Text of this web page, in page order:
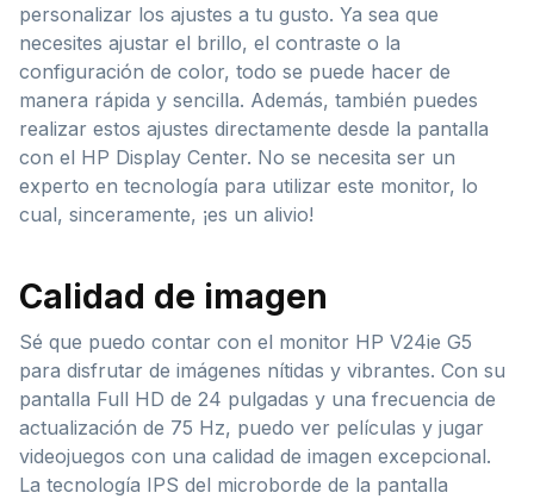
personalizar los ajustes a tu gusto. Ya sea que
necesites ajustar el brillo, el contraste o la
configuración de color, todo se puede hacer de
manera rápida y sencilla. Además, también puedes
realizar estos ajustes directamente desde la pantalla
con el HP Display Center. No se necesita ser un
experto en tecnología para utilizar este monitor, lo
cual, sinceramente, ¡es un alivio!
Calidad de imagen
Sé que puedo contar con el monitor HP V24ie G5
para disfrutar de imágenes nítidas y vibrantes. Con su
pantalla Full HD de 24 pulgadas y una frecuencia de
actualización de 75 Hz, puedo ver películas y jugar
videojuegos con una calidad de imagen excepcional.
La tecnología IPS del microborde de la pantalla